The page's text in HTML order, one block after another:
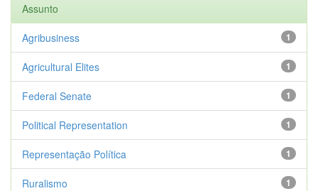
Assunto
1
Agribusiness
1
Agricultural Elites
1
Federal Senate
1
Political Representation
1
Representação Política
1
Ruralismo